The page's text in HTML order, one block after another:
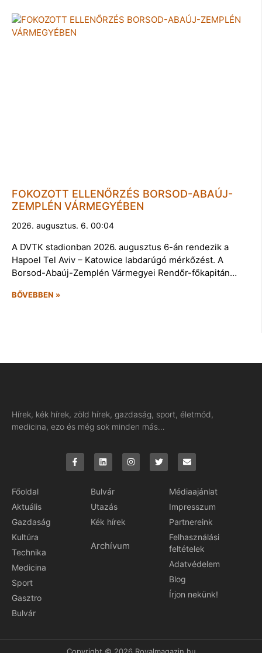
FOKOZOTT ELLENŐRZÉS BORSOD-ABAÚJ-
ZEMPLÉN VÁRMEGYÉBEN
2026. augusztus. 6. 00:04
A DVTK stadionban 2026. augusztus 6-án rendezik a
Hapoel Tel Aviv – Katowice labdarúgó mérkőzést. A
Borsod-Abaúj-Zemplén Vármegyei Rendőr-főkapitán…
BŐVEBBEN »
Hírek, kék hírek, zöld hírek, gazdaság, sport, életmód,
medicina, ezo és még sok minden más…
Főoldal
Aktuális
Gazdaság
Kultúra
Technika
Medicina
Sport
Gasztro
Bulvár
Bulvár
Utazás
Kék hírek
Archívum
Médiaajánlat
Impresszum
Partnereink
Felhasználási
feltételek
Adatvédelem
Blog
Írjon nekünk!
Copyright © 2026 Royalmagazin.hu